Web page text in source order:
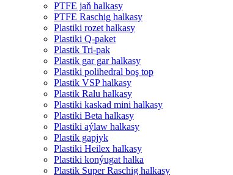
PTFE jaň halkasy
PTFE Raschig halkasy
Plastiki rozet halkasy
Plastiki Q-paket
Plastik Tri-pak
Plastik gar gar halkasy
Plastiki polihedral boş top
Plastik VSP halkasy
Plastik Ralu halkasy
Plastiki kaskad mini halkasy
Plastiki Beta halkasy
Plastiki aýlaw halkasy
Plastik gapjyk
Plastiki Heilex halkasy
Plastiki konýugat halka
Plastik Super Raschig halkasy